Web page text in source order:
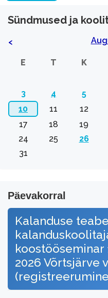
Sündmused ja
<
E T K
3
4 5
10
11 12
17
18 19
24
25 26
31
Päevakorral
Kalanduse
koostööseminar
2026 Võrtsjärve